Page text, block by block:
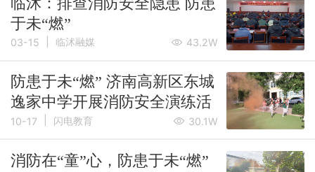
临沭：排查消防安全隐患 防患
于未“燃”
03-15 临沭融媒 43.2W
防患于未“燃” 济南高新区东城
逸家中学开展消防安全演练活
动
10-17 闪电教育 30.1W
消防在“童”心，防患于未“燃”